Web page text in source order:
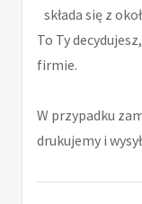
składa się z
To Ty
firmie.
W przypadku
drukujemy i